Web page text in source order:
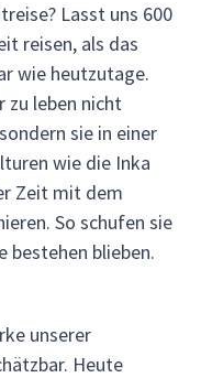
Lasst uns 600
reisen, als das
wie heutzutage.
zu leben nicht
sie in einer
wie die Inka
Zeit mit dem
So schufen sie
bestehen blieben.
unserer
Heute